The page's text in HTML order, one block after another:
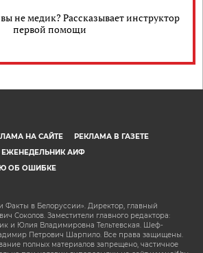
не медик? Рассказывает инструктор
первой помощи
НА САЙТЕ
РЕКЛАМА В ГАЗЕТЕ
АИФ
ОБ ОШИБКЕ
в Белоруссии». Директор, главный
Соколов. Заместители главного редактора:
и Юлия Владимировна Тельтевская. Шеф-
Петрович Шарпило. Все права защищены.
полных материалов запрещено, частичное